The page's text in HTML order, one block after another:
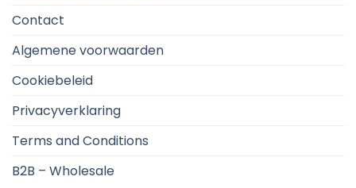
Contact
Algemene voorwaarden
Cookiebeleid
Privacyverklaring
Terms and Conditions
B2B – Wholesale